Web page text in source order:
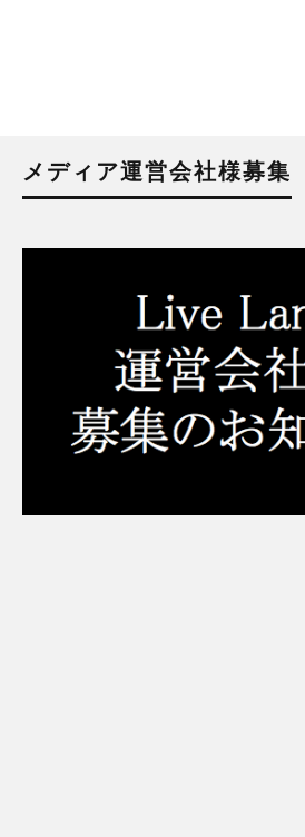
メディア運営会社様募集